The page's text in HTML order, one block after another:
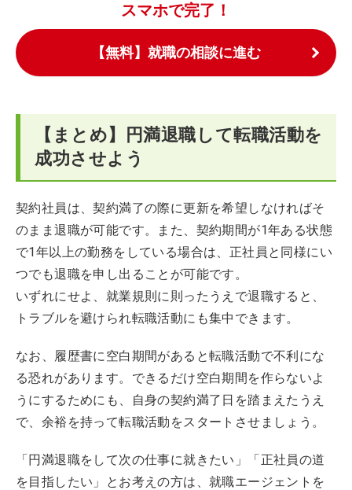
スマホで完了！
【無料】就職の相談に進む
【まとめ】円満退職して転職活動を
成功させよう
契約社員は、契約満了の際に更新を希望しなければそ
のまま退職が可能です。また、契約期間が1年ある状態
で1年以上の勤務をしている場合は、正社員と同様にい
つでも退職を申し出ることが可能です。
いずれにせよ、就業規則に則ったうえで退職すると、
トラブルを避けられ転職活動にも集中できます。
なお、履歴書に空白期間があると転職活動で不利にな
る恐れがあります。できるだけ空白期間を作らないよ
うにするためにも、自身の契約満了日を踏まえたうえ
で、余裕を持って転職活動をスタートさせましょう。
「円満退職をして次の仕事に就きたい」「正社員の道
を目指したい」とお考えの方は、就職エージェントを